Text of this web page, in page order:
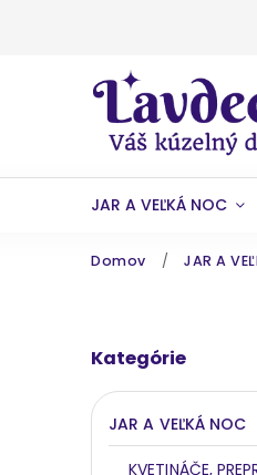
JAR A VEĽKÁ NOC
Domov / JAR A
Kategórie
JAR A VEĽKÁ NOC
KVETINÁČE,